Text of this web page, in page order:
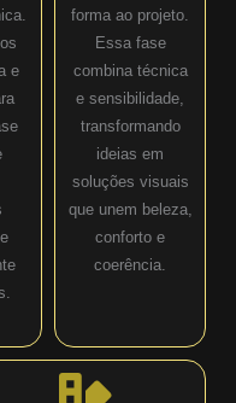
e
forma ao projeto.
Essa fase
combina técnica
e sensibilidade,
transformando
ideias em
soluções visuais
que unem beleza,
conforto e
coerência.